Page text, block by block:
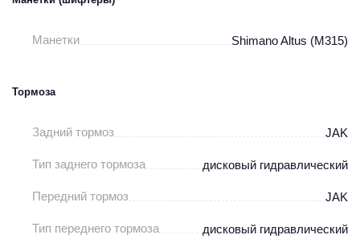
Манетки Shimano Altus (M315)
Тормоза
Задний тормоз JAK
Тип заднего тормоза дисковый гидравлический
Передний тормоз JAK
Тип переднего тормоза дисковый гидравлический